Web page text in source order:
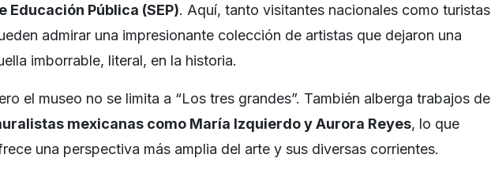
Educación Pública (SEP). Aquí, tanto visitantes nacionales como turistas
admirar una impresionante colección de artistas que dejaron una
imborrable, literal, en la historia.
el museo no se limita a “Los tres grandes”. También alberga trabajos de
mexicanas como María Izquierdo y Aurora Reyes, lo que
una perspectiva más amplia del arte y sus diversas corrientes.